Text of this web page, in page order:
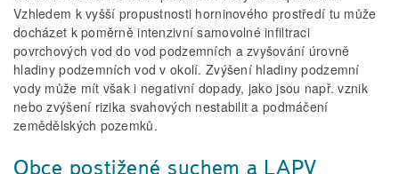
Vzhledem k vyšší propustnosti horninového prostředí tu může
docházet k poměrně intenzivní samovolné infiltraci
povrchových vod do vod podzemních a zvyšování úrovně
hladiny podzemních vod v okolí. Zvýšení hladiny podzemní
vody může mít však i negativní dopady, jako jsou např. vznik
nebo zvýšení rizika svahových nestabilit a podmáčení
zemědělských pozemků.
Obce postižené suchem a LAPV